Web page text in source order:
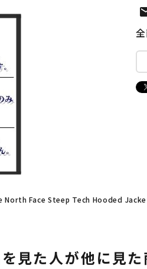
Face Steep Tech Hooded Jacket ノ
見た人が他に見た